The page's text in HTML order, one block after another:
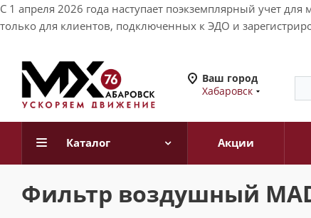
С 1 апреля 2026 года наступает поэкземплярный учет
только для клиентов, подключенных к ЭДО и
Ваш город
Хабаровск
Каталог Акции
Фильтр воздушный